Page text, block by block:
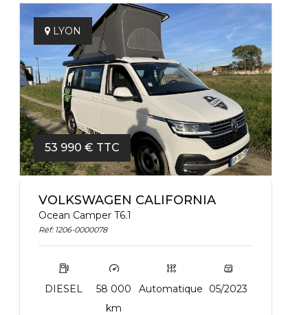
LYON
53 990 € TTC
VOLKSWAGEN CALIFORNIA
Ocean Camper T6.1
Réf: 1206-0000078
DIESEL
58 000
km
Automatique 05/2023